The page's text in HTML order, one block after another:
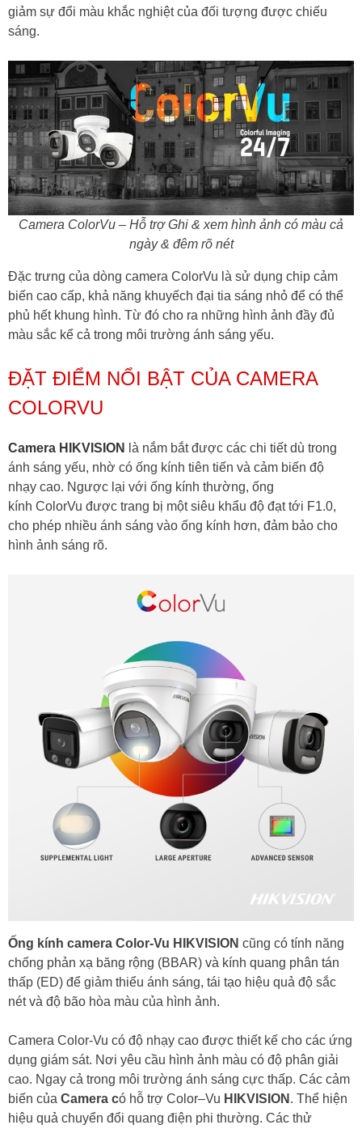
giảm sự đổi màu khắc nghiệt của đối tượng được chiếu
sáng.
Camera ColorVu – Hỗ trợ Ghi & xem hình ảnh có màu cả
ngày & đêm rõ nét
Đặc trưng của dòng camera ColorVu là sử dụng chip cảm
biến cao cấp, khả năng khuyếch đại tia sáng nhỏ để có thể
phủ hết khung hình. Từ đó cho ra những hình ảnh đầy đủ
màu sắc kể cả trong môi trường ánh sáng yếu.
ĐẶT ĐIỂM NỔI BẬT CỦA CAMERA
COLORVU
Camera HIKVISION
là nắm bắt được các chi tiết dù trong
ánh sáng yếu, nhờ có ống kính tiên tiến và cảm biến độ
nhạy cao. Ngược lại với ống kính thường, ống
kính ColorVu được trang bị một siêu khẩu độ đạt tới F1.0,
cho phép nhiều ánh sáng vào ống kính hơn, đảm bảo cho
hình ảnh sáng rõ.
Ống kính camera Color-Vu HIKVISION cũng có tính năng
chống phản xạ băng rộng (BBAR) và kính quang phân tán
thấp (ED) để giảm thiểu ánh sáng, tái tạo hiệu quả độ sắc
nét và độ bão hòa màu của hình ảnh.
Camera Color-Vu có độ nhạy cao được thiết kế cho các ứng
dụng giám sát. Nơi yêu cầu hình ảnh màu có độ phân giải
cao. Ngay cả trong môi trường ánh sáng cực thấp. Các cảm
biến của Camera có hỗ trợ Color–Vu HIKVISION . Thể hiện
hiệu quả chuyển đổi quang điện phi thường. Các thử